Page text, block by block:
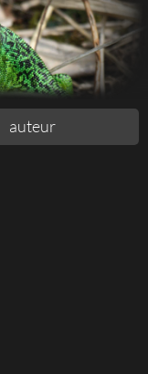
auteur